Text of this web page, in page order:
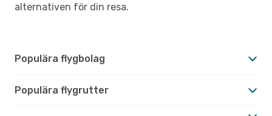
alternativen för din resa.
Populära flygbolag
Populära flygrutter